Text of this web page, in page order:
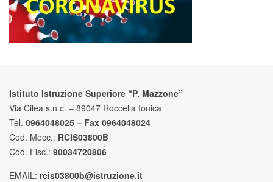
Istituto Istruzione Superiore “P. Mazzone”
Via Cilea s.n.c. – 89047 Roccella Ionica
Tel. 0964048025 – Fax 0964048024
Cod. Mecc.: RCIS03800B
Cod. Fisc.: 90034720806
EMAIL: rcis03800b@istruzione.it